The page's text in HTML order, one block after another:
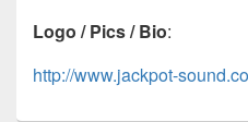
Logo / Pics / Bio:
http://www.jackpot-